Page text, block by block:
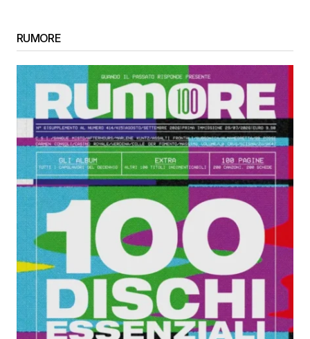
RUMORE